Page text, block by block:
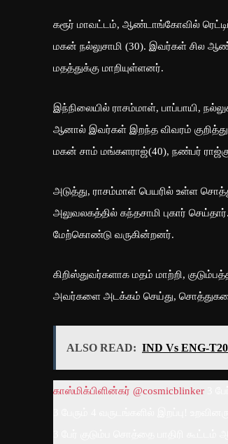
கரூர் மாவட்டம், ஆண்டாங்கோவில்
மகன் நல்லுசாமி (30). இவர்கள் சில
மதத்துக்கு மாறியுள்ளனர்.
இந்நிலையில் ராசம்மாள், பாப்பாயி,
ஆனால் இவர்கள் இறந்த விவரம் குறித்து
மகன் சாம் மங்களராஜ்(40), நண்பர்
அடுத்து, ராசம்மாள் பெயரில் உள்ள
அலுவலகத்தில் கந்தசாமி புகார்
மேற்கொண்டு வருகின்றனர்.
கிறிஸ்துவர்களாக மதம் மாற்றி,
அவர்களை அடக்கம் செய்து, சொத்துகளை
ALSO READ: IND Vs ENG-
காஸ்மிக்பிளின்கர் @cosmicblinker